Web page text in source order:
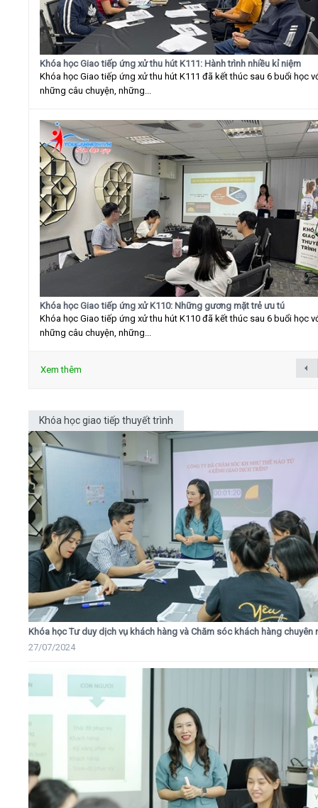
Khóa học Giao tiếp ứng xử thu hút K111: Hành trình nhiều kỉ niệm
Khóa học Giao tiếp ứng xử thu hút K111 đã kết thúc sau 6 buổi học
những câu chuyện, những...
Khóa học Giao tiếp ứng xử K110: Những gương mặt trẻ ưu tú
Khóa học Giao tiếp ứng xử thu hút K110 đã kết thúc sau 6 buổi học
những câu chuyện, những...
Xem thêm
Khóa học giao tiếp thuyết trình
Khóa học Tư duy dịch vụ khách hàng và Chăm sóc khách hàng chuyên
27/07/2024